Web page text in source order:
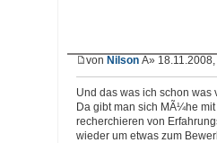
von Nilson Â»
Und das was ich schon was
Da gibt man sich MÃ¼he
recherchieren von
wieder um etwas zum